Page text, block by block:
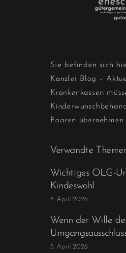
Sie befinden sich
Kanzlei Blog –
Krankenkassen
Paaren übernehmen
Verwandte
Wichtiges OLG-
Kindeswohl
5. April 2026
Wenn der Wille
5. April 2026